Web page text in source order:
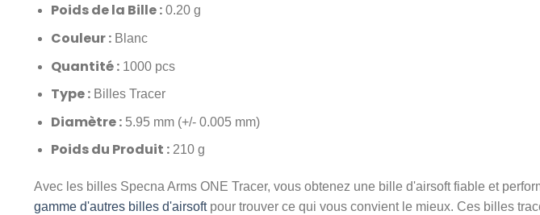
Poids de la Bille :0.20 g
Couleur :Blanc
Quantité :1000 pcs
Type :Billes Tracer
Diamètre :5.95 mm (+/- 0.005 mm)
Poids du Produit :210 g
Avec les billes Specna Arms ONE Tracer, vous obtenez une bille d'airsoft fiable et
gamme d'autres billes d'airsoftpour trouver ce qui vous convient le mieux. Ces billes